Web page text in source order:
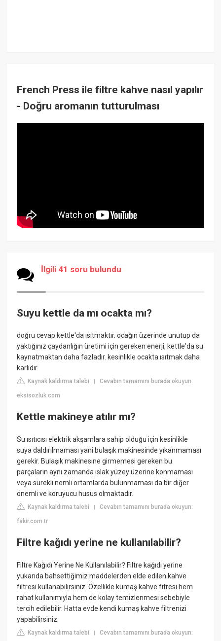
French Press ile filtre kahve nasıl yapılır
- Doğru aromanın tutturulması
İlgili 41 soru bulundu
Suyu kettle da mı ocakta mı?
doğru cevap kettle'da ısıtmaktır. ocağın üzerinde unutup da
yaktığınız çaydanlığın üretimi için gereken enerji, kettle'da su
kaynatmaktan daha fazladır. kesinlikle ocakta ısıtmak daha
karlıdır.
Kaynak kaldırma talebi |Cevabın tamamını burada okuyun:
eksisozluk.com
Kettle makineye atılır mı?
Su ısıtıcısı elektrik akşamlara sahip olduğu için kesinlikle
suya daldırılmaması yani bulaşık makinesinde yıkanmaması
gerekir. Bulaşık makinesine girmemesi gereken bu
parçaların aynı zamanda ıslak yüzey üzerine konmaması
veya sürekli nemli ortamlarda bulunmaması da bir diğer
önemli ve koruyucu husus olmaktadır.
Kaynak kaldırma talebi |Cevabın tamamını burada okuyun:
fakir.com.tr
Filtre kağıdı yerine ne kullanılabilir?
Filtre Kağıdı Yerine Ne Kullanılabilir? Filtre kağıdı yerine
yukarıda bahsettiğimiz maddelerden elde edilen kahve
filtresi kullanabilirsiniz. Özellikle kumaş kahve fitresi hem
rahat kullanımıyla hem de kolay temizlenmesi sebebiyle
tercih edilebilir. Hatta evde kendi kumaş kahve filtrenizi
yapabilirsiniz.
Kaynak kaldırma talebi |Cevabın tamamını burada okuyun: